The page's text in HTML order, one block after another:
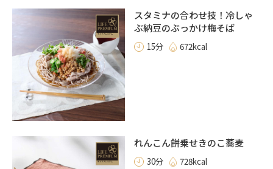
スタミナの合わせ技！冷しゃ
ぶ納豆のぶっかけ梅そば
15分 672kcal
れんこん餅乗せきのこ蕎麦
30分 728kcal